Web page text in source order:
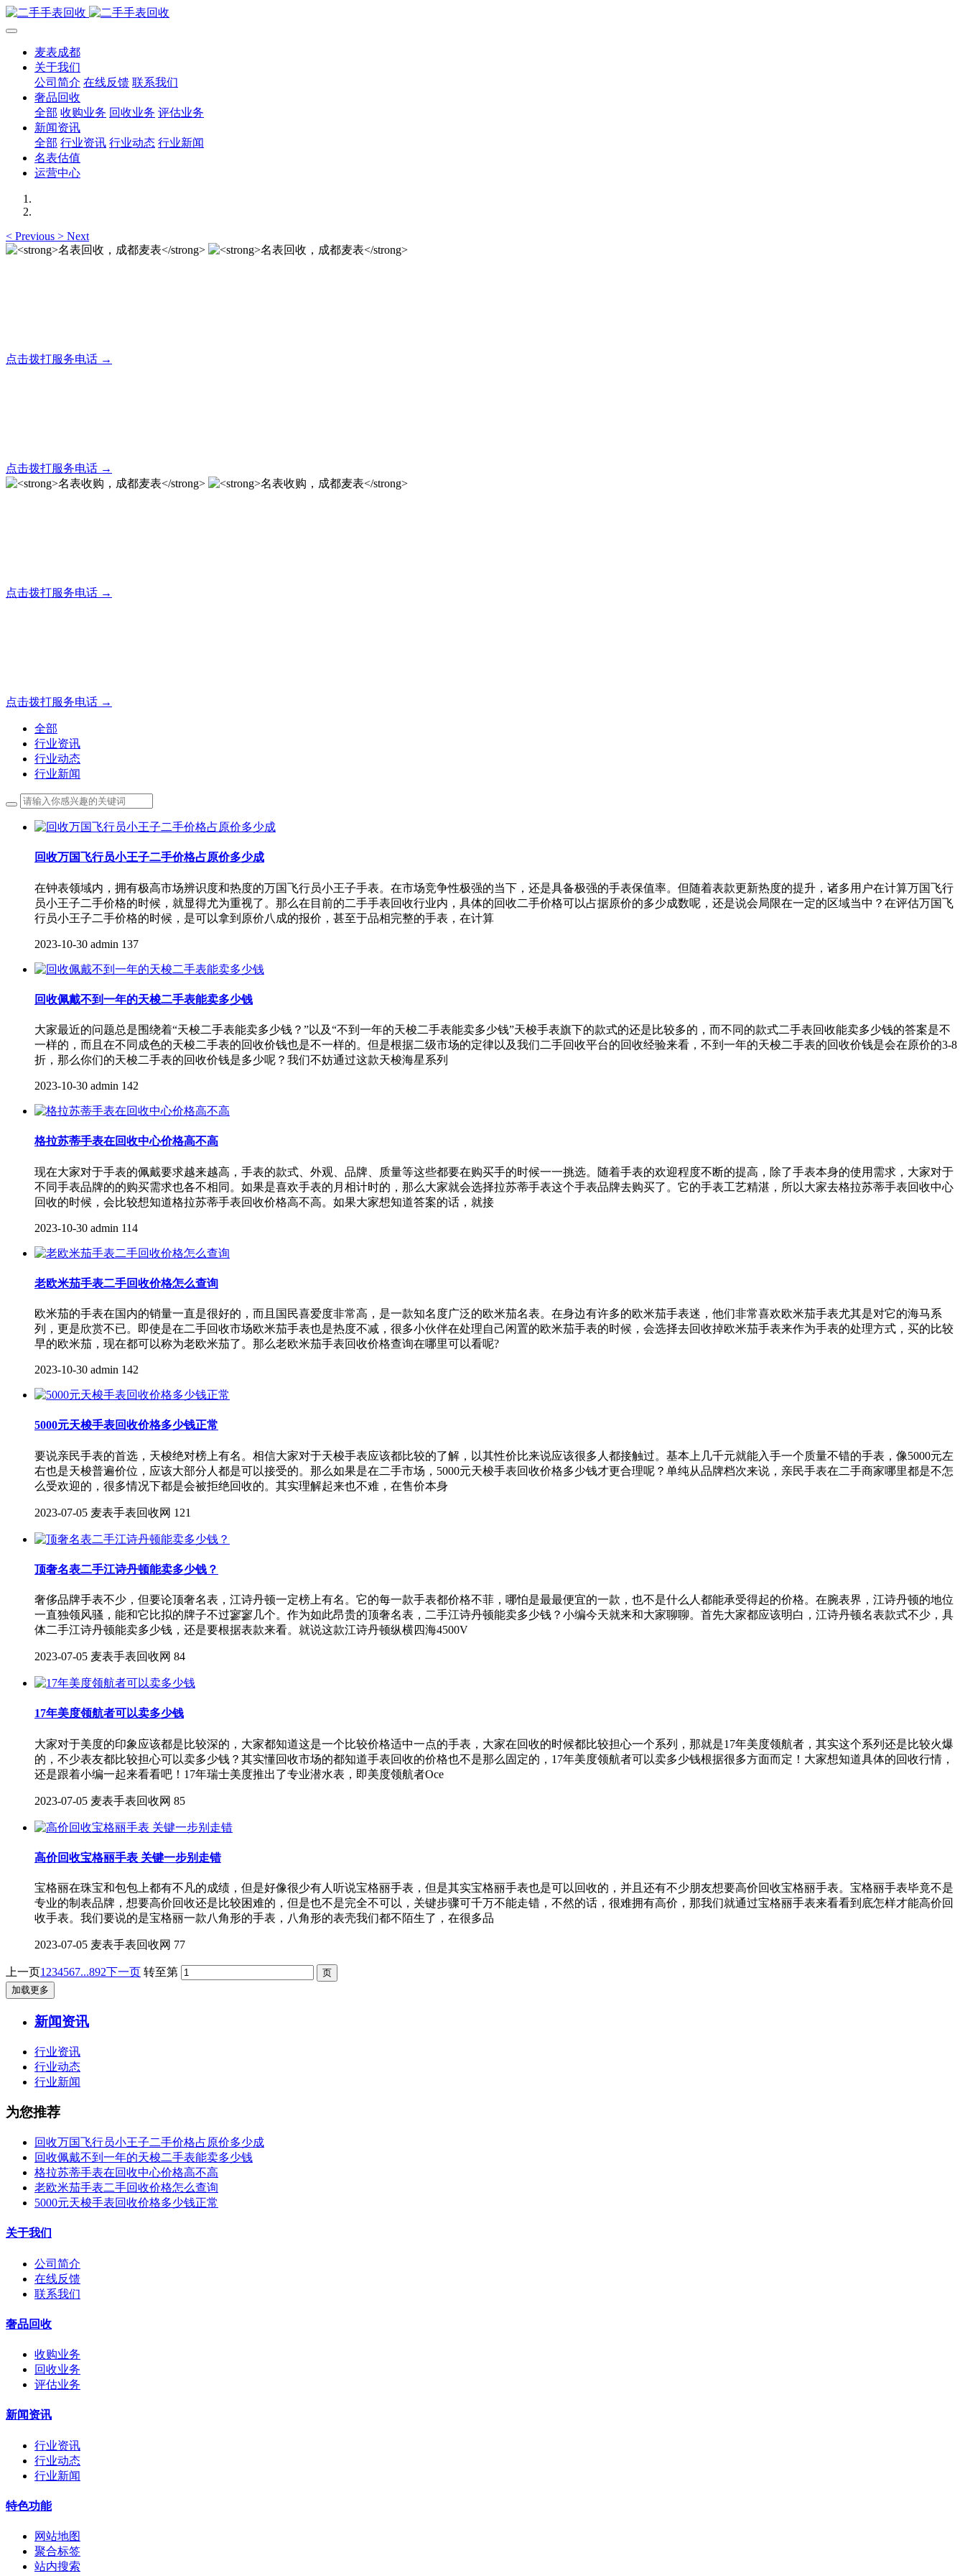
麦表成都
关于我们
公司简介 在线反馈 联系我们
奢品回收
全部 收购业务 回收业务 评估业务
新闻资讯
全部 行业资讯 行业动态 行业新闻
名表估值
运营中心
< Previous > Next
点击拨打服务电话 →
点击拨打服务电话 →
点击拨打服务电话 →
点击拨打服务电话 →
全部
行业资讯
行业动态
行业新闻
回收万国飞行员小王子二手价格占原价多少成
在钟表领域内，拥有极高市场辨识度和热度的万国飞行员小王子手表。在市场竞争性极强的当下，还是具备极强的手表保值率。但随着表款更新热度的提升，诸多用户在计算万国飞行
员小王子二手价格的时候，就显得尤为重视了。那么在目前的二手手表回收行业内，具体的回收二手价格可以占据原价的多少成数呢，还是说会局限在一定的区域当中？在评估万国飞
行员小王子二手价格的时候，是可以拿到原价八成的报价，甚至于品相完整的手表，在计算
2023-10-30 admin 137
回收佩戴不到一年的天梭二手表能卖多少钱
大家最近的问题总是围绕着“天梭二手表能卖多少钱？”以及“不到一年的天梭二手表能卖多少钱”天梭手表旗下的款式的还是比较多的，而不同的款式二手表回收能卖多少钱的答案是不
一样的，而且在不同成色的天梭二手表的回收价钱也是不一样的。但是根据二级市场的定律以及我们二手回收平台的回收经验来看，不到一年的天梭二手表的回收价钱是会在原价的3-8
折，那么你们的天梭二手表的回收价钱是多少呢？我们不妨通过这款天梭海星系列
2023-10-30 admin 142
格拉苏蒂手表在回收中心价格高不高
现在大家对于手表的佩戴要求越来越高，手表的款式、外观、品牌、质量等这些都要在购买手的时候一一挑选。随着手表的欢迎程度不断的提高，除了手表本身的使用需求，大家对于
不同手表品牌的的购买需求也各不相同。如果是喜欢手表的月相计时的，那么大家就会选择拉苏蒂手表这个手表品牌去购买了。它的手表工艺精湛，所以大家去格拉苏蒂手表回收中心
回收的时候，会比较想知道格拉苏蒂手表回收价格高不高。如果大家想知道答案的话，就接
2023-10-30 admin 114
老欧米茄手表二手回收价格怎么查询
欧米茄的手表在国内的销量一直是很好的，而且国民喜爱度非常高，是一款知名度广泛的欧米茄名表。在身边有许多的欧米茄手表迷，他们非常喜欢欧米茄手表尤其是对它的海马系
列，更是欣赏不已。即使是在二手回收市场欧米茄手表也是热度不减，很多小伙伴在处理自己闲置的欧米茄手表的时候，会选择去回收掉欧米茄手表来作为手表的处理方式，买的比较
早的欧米茄，现在都可以称为老欧米茄了。那么老欧米茄手表回收价格查询在哪里可以看呢?
2023-10-30 admin 142
5000元天梭手表回收价格多少钱正常
要说亲民手表的首选，天梭绝对榜上有名。相信大家对于天梭手表应该都比较的了解，以其性价比来说应该很多人都接触过。基本上几千元就能入手一个质量不错的手表，像5000元左
右也是天梭普遍价位，应该大部分人都是可以接受的。那么如果是在二手市场，5000元天梭手表回收价格多少钱才更合理呢？单纯从品牌档次来说，亲民手表在二手商家哪里都是不怎
么受欢迎的，很多情况下都是会被拒绝回收的。其实理解起来也不难，在售价本身
2023-07-05 麦表手表回收网 121
顶奢名表二手江诗丹顿能卖多少钱？
奢侈品牌手表不少，但要论顶奢名表，江诗丹顿一定榜上有名。它的每一款手表都价格不菲，哪怕是最最便宜的一款，也不是什么人都能承受得起的价格。在腕表界，江诗丹顿的地位
一直独领风骚，能和它比拟的牌子不过寥寥几个。作为如此昂贵的顶奢名表，二手江诗丹顿能卖多少钱？小编今天就来和大家聊聊。首先大家都应该明白，江诗丹顿名表款式不少，具
体二手江诗丹顿能卖多少钱，还是要根据表款来看。就说这款江诗丹顿纵横四海4500V
2023-07-05 麦表手表回收网 84
17年美度领航者可以卖多少钱
大家对于美度的印象应该都是比较深的，大家都知道这是一个比较价格适中一点的手表，大家在回收的时候都比较担心一个系列，那就是17年美度领航者，其实这个系列还是比较火爆
的，不少表友都比较担心可以卖多少钱？其实懂回收市场的都知道手表回收的价格也不是那么固定的，17年美度领航者可以卖多少钱根据很多方面而定！大家想知道具体的回收行情，
还是跟着小编一起来看看吧！17年瑞士美度推出了专业潜水表，即美度领航者Oce
2023-07-05 麦表手表回收网 85
高价回收宝格丽手表 关键一步别走错
宝格丽在珠宝和包包上都有不凡的成绩，但是好像很少有人听说宝格丽手表，但是其实宝格丽手表也是可以回收的，并且还有不少朋友想要高价回收宝格丽手表。宝格丽手表毕竟不是
专业的制表品牌，想要高价回收还是比较困难的，但是也不是完全不可以，关键步骤可千万不能走错，不然的话，很难拥有高价，那我们就通过宝格丽手表来看看到底怎样才能高价回
收手表。我们要说的是宝格丽一款八角形的手表，八角形的表壳我们都不陌生了，在很多品
2023-07-05 麦表手表回收网 77
上一页1 234567...892下一页 转至第
加载更多
新闻资讯
行业资讯
行业动态
行业新闻
为您推荐
回收万国飞行员小王子二手价格占原价多少成
回收佩戴不到一年的天梭二手表能卖多少钱
格拉苏蒂手表在回收中心价格高不高
老欧米茄手表二手回收价格怎么查询
5000元天梭手表回收价格多少钱正常
关于我们
公司简介
在线反馈
联系我们
奢品回收
收购业务
回收业务
评估业务
新闻资讯
行业资讯
行业动态
行业新闻
特色功能
网站地图
聚合标签
站内搜索